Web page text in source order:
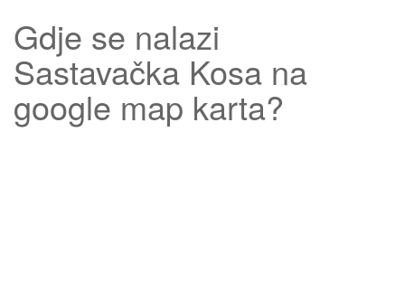
Gdje se nalazi
Sastavačka Kosa na
google map karta?